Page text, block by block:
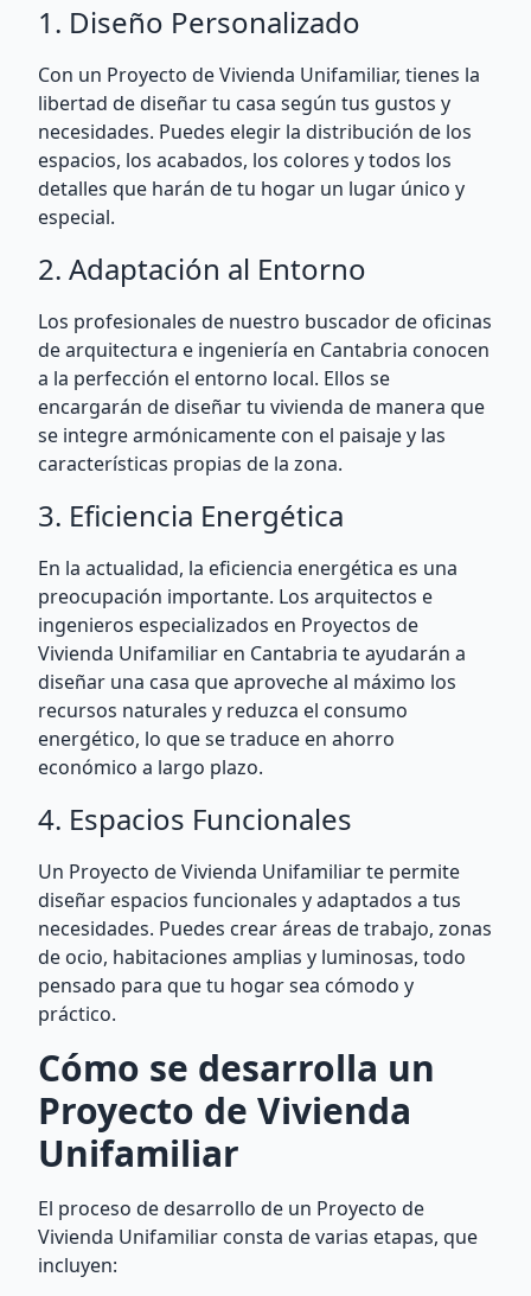
1. Diseño Personalizado
Con un Proyecto de Vivienda Unifamiliar, tienes la
libertad de diseñar tu casa según tus gustos y
necesidades. Puedes elegir la distribución de los
espacios, los acabados, los colores y todos los
detalles que harán de tu hogar un lugar único y
especial.
2. Adaptación al Entorno
Los profesionales de nuestro buscador de oficinas
de arquitectura e ingeniería en Cantabria conocen
a la perfección el entorno local. Ellos se
encargarán de diseñar tu vivienda de manera que
se integre armónicamente con el paisaje y las
características propias de la zona.
3. Eficiencia Energética
En la actualidad, la eficiencia energética es una
preocupación importante. Los arquitectos e
ingenieros especializados en Proyectos de
Vivienda Unifamiliar en Cantabria te ayudarán a
diseñar una casa que aproveche al máximo los
recursos naturales y reduzca el consumo
energético, lo que se traduce en ahorro
económico a largo plazo.
4. Espacios Funcionales
Un Proyecto de Vivienda Unifamiliar te permite
diseñar espacios funcionales y adaptados a tus
necesidades. Puedes crear áreas de trabajo, zonas
de ocio, habitaciones amplias y luminosas, todo
pensado para que tu hogar sea cómodo y
práctico.
Cómo se desarrolla un
Proyecto de Vivienda
Unifamiliar
El proceso de desarrollo de un Proyecto de
Vivienda Unifamiliar consta de varias etapas, que
incluyen: